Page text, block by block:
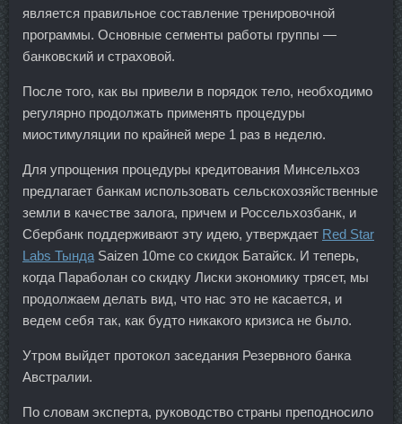
является правильное составление тренировочной
программы. Основные сегменты работы группы —
банковский и страховой.
После того, как вы привели в порядок тело, необходимо
регулярно продолжать применять процедуры
миостимуляции по крайней мере 1 раз в неделю.
Для упрощения процедуры кредитования Минсельхоз
предлагает банкам использовать сельскохозяйственные
земли в качестве залога, причем и Россельхозбанк, и
Сбербанк поддерживают эту идею, утверждает Red Star
Labs Тында Saizen 10me со скидок Батайск. И теперь,
когда Параболан со скидку Лиски экономику трясет, мы
продолжаем делать вид, что нас это не касается, и
ведем себя так, как будто никакого кризиса не было.
Утром выйдет протокол заседания Резервного банка
Австралии.
По словам эксперта, руководство страны преподносило